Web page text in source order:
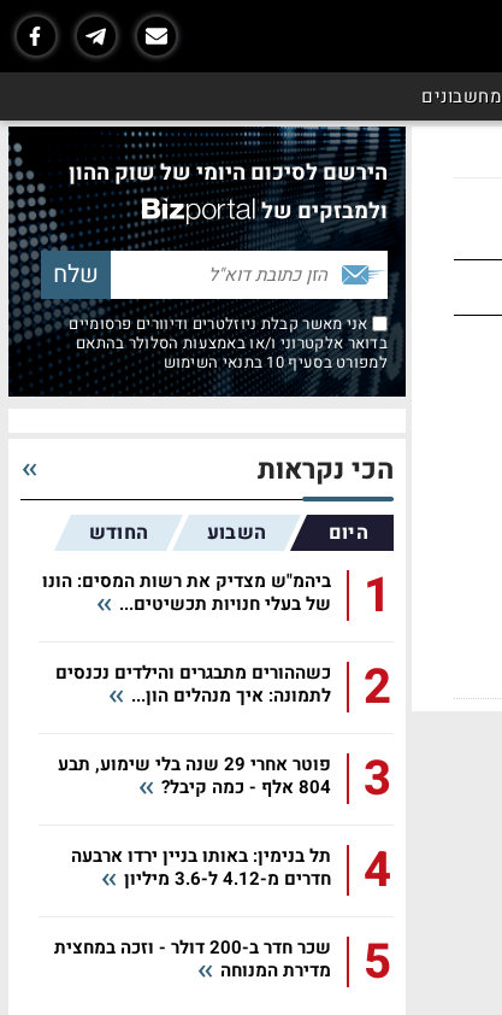
מחשבונים
הירשם לסיכום היומי של שוק ההון
ולמבזקים של
אני מאשר קבלת ניוזלטרים ודיוורים פרסומיים
בדואר אלקטרוני ו/או באמצעות הסלולר בהתאם
למפורט בסעיף 10 בתנאי השימוש
הכי נקראות
היום השבוע החודש
1
ביהמ"ש מצדיק את רשות המסים: הונו
של בעלי חנויות תכשיטים...
2
כשההורים מתבגרים והילדים נכנסים
לתמונה: איך מנהלים הון...
3
פוטר אחרי 29 שנה בלי שימוע, תבע
804 אלף - כמה קיבל?
4
תל בנימין: באותו בניין ירדו ארבעה
חדרים מ-4.12 ל-3.6 מיליון
5
שכר חדר ב-200 דולר - וזכה במחצית
מדירת המנוחה